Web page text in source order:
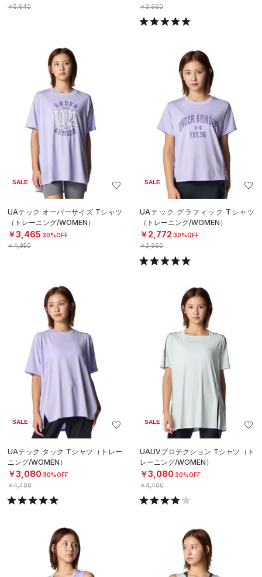
￥5,940
￥3,960
SALE
UAテック オーバーサイズ Tシャツ
（トレーニング/WOMEN）
￥3,465 30%OFF
￥4,950
SALE
UAテック グラフィック Tシャツ
（トレーニング/WOMEN）
￥2,772 30%OFF
￥3,960
SALE
UAテック タック Tシャツ（トレー
ニング/WOMEN）
￥3,080 30%OFF
￥4,400
SALE
UAUVプロテクション Tシャツ（ト
レーニング/WOMEN）
￥3,080 30%OFF
￥4,400